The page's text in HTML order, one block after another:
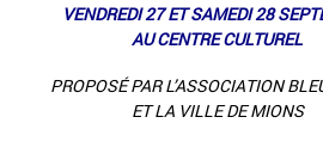
VENDREDI 27 ET SAMEDI 28
AU CENTRE CULTUREL
PROPOSÉ PAR L’ASSOCIATION
ET LA VILLE DE MIONS